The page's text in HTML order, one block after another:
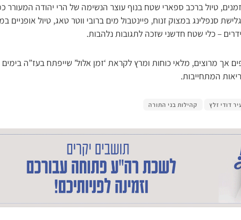
טיול ברכב ספארי שטח בנוף עוצר הנשימה של הרי יהודה המעורר
סנפלינג במצוק זנוח, פיינטבול מים ברובי ווטר טאג, טיול אופניים
– כלי שטח חדשני שזכה לתגובות נלהבות.
אך מרוצים, מלאי כוחות ומרץ לקראת ‘זמן אלול’ שייפתח בעז”ה
המתחייבות.
דודי זלץ קהילות בני התורה